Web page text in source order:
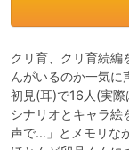
クリ育、クリ育続編
んがいるのか一気に
初見(耳)で16人(実
シナリオとキャラ絵
声で…」とメモリな